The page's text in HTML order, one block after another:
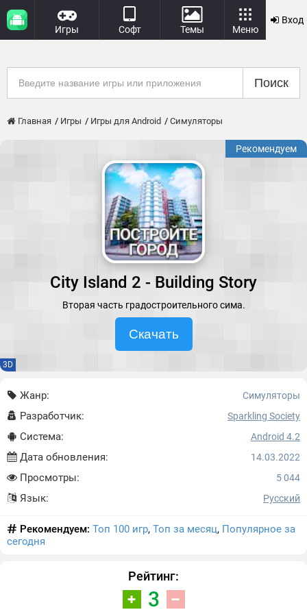
Игры Софт Темы Меню
Вход
Поиск
Главная Игры Игры для Android Симуляторы
Рекомендуем
City Island 2 - Building Story
Вторая часть градостроительного сима.
Скачать
3D
Жанр: Симуляторы
Разработчик: Sparkling Society
Система: Android 4.2
Дата обновления: 14.03.2022
Просмотры: 5 044
Язык: Русский
Рекомендуем: Топ 100 игр, Топ за месяц, Популярное за
сегодня
Рейтинг:
3